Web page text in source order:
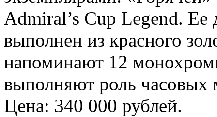
Admiral’s Cup Legend. Ее
выполнен из красного
напоминают 12
выполняют роль часовых
Цена: 340 000 рублей.